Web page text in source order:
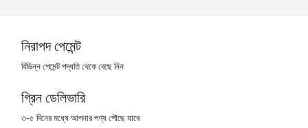
নিরাপদ পেমেন্ট
বিভিন্ন পেমেন্ট পদ্ধতি থেকে বেছে নিন
গ্রিন ডেলিভারি
৩-৫ দিনের মধ্যে আপনার পণ্য পৌছে যাবে